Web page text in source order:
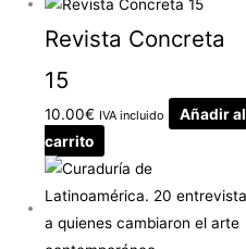
Revista Concreta
15
10.00€ IVA incluido
Añadir al
carrito